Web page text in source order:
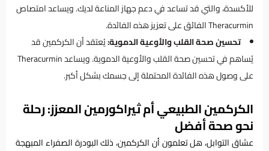
للأكسدة، والتي قد تساعد في دعم جهاز المناعة لديك. ويساعد امتصاص
Theracurmin الفائق على تعزيز هذه الفائدة.
تحسين صحة القلب والأوعية الدموية:يُعتقد أن الكركمين قد
يُساهم في تحسين صحة القلب والأوعية الدموية. ويساعد Theracurmin
على وصول هذه الفائدة المحتملة إلى جسمك بشكل أكبر.
الكركمين الطبيعي أم ثيراكورمين المعزز: رحلة
نحو صحة أفضل
عشاق التوابل، هل تعلمون أن الكركمين، ذلك البودرة الصفراء المبهجة